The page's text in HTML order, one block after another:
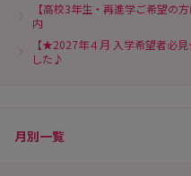
【高校3年生・再進学ご希望の
内
【★2027年４月 入学希望者必
した♪
月別一覧